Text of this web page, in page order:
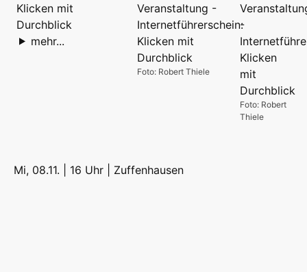
Foto: Robert
Thiele
Foto: Robert Thiele
Klicken mit
Durchblick
mehr...
Mi, 08.11. | 16 Uhr | Zuffenhausen